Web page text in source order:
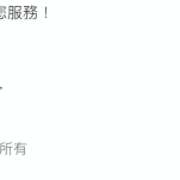
有
務！